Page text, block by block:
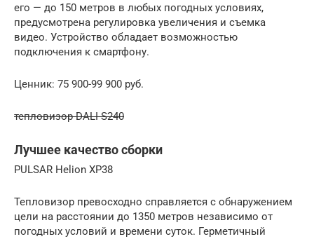
его — до 150 метров в любых погодных условиях,
предусмотрена регулировка увеличения и съемка
видео. Устройство обладает возможностью
подключения к смартфону.
Ценник: 75 900-99 900 руб.
тепловизор DALI S240
Лучшее качество сборки
PULSAR Helion XP38
Тепловизор превосходно справляется с обнаружением
цели на расстоянии до 1350 метров независимо от
погодных условий и времени суток. Герметичный